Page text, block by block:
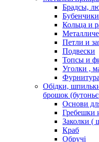
Брадсы,
Кольца и
Петли и
Подвески
Топсы и
Уголки ,
Обідки,
брошок
Основи
Гребешки
Заколки (
Краб
Обручі